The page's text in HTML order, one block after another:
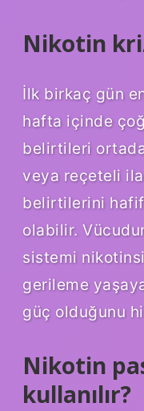
Nikotin
İlk birkaç gün
hafta içinde
belirtileri
veya reçeteli
belirtilerini
olabilir.
sistemi
gerileme
güç olduğunu
Nikotin
kullanılır?